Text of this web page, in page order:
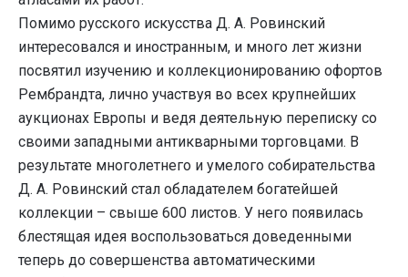
Помимо русского искусства Д. А. Ровинский
интересовался и иностранным, и много лет жизни
посвятил изучению и коллекционированию офортов
Рембрандта, лично участвуя во всех крупнейших
аукционах Европы и ведя деятельную переписку со
своими западными антикварными торговцами. В
результате многолетнего и умелого собирательства
Д. А. Ровинский стал обладателем богатейшей
коллекции – свыше 600 листов. У него появилась
блестящая идея воспользоваться доведенными
теперь до совершенства автоматическими